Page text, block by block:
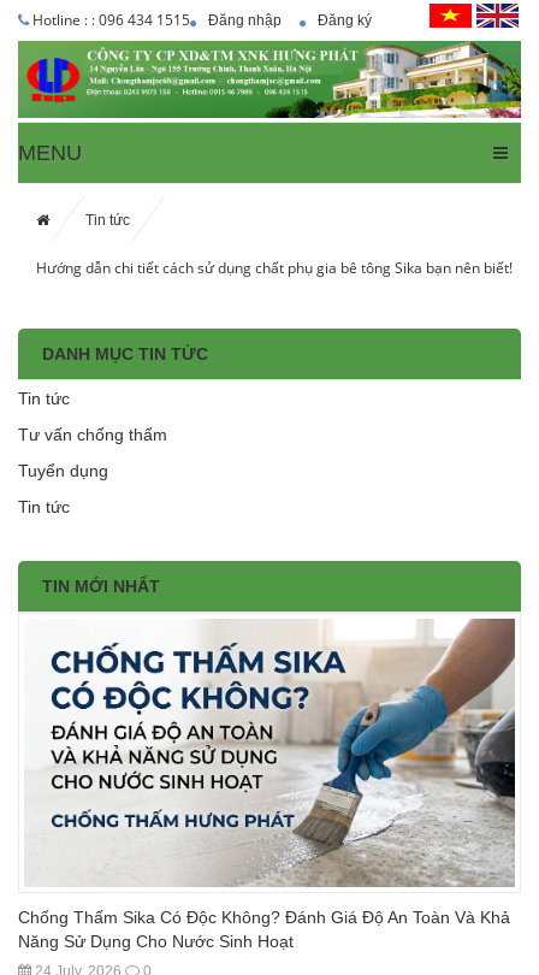
Hotline : : 096 434 1515 Đăng nhập Đăng ký
MENU
Tin tức
Hướng dẫn chi tiết cách sử dụng chất phụ gia bê tông Sika bạn nên biết!
DANH MỤC TIN TỨC
Tin tức
Tư vấn chống thấm
Tuyển dụng
Tin tức
TIN MỚI NHẤT
Chống Thấm Sika Có Độc Không? Đánh Giá Độ An Toàn Và Khả
Năng Sử Dụng Cho Nước Sinh Hoạt
24 July, 2026 0